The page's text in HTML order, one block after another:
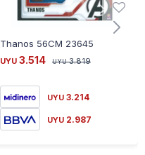
Thanos 56CM 23645
UYU 3.514 UYU 3.819
UYU 3.214
UYU 2.987